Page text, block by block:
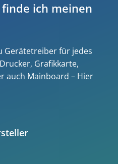
ich meinen
Gerätetreiber für jedes
Grafikkarte,
auch Mainboard – Hier